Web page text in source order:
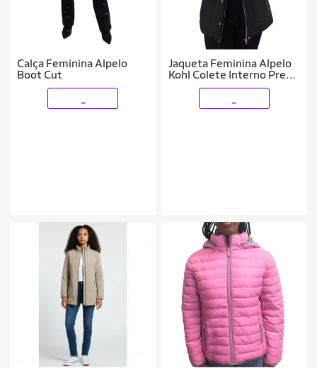
Calça Feminina Alpelo
Boot Cut
Jaqueta Feminina Alpelo
Kohl Colete Interno Preta
- 4050020